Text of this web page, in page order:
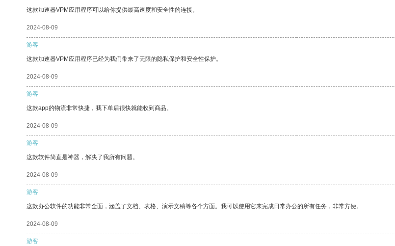
这款加速器VPM应用程序可以给你提供最高速度和安全性的连接。
2024-08-09
游客
这款加速器VPM应用程序已经为我们带来了无限的隐私保护和安全性保护。
2024-08-09
游客
这款app的物流非常快捷，我下单后很快就能收到商品。
2024-08-09
游客
这款软件简直是神器，解决了我所有问题。
2024-08-09
游客
这款办公软件的功能非常全面，涵盖了文档、表格、演示文稿等各个方面。我可以使用它来完成日常办公的所有任务，非常方便。
2024-08-09
游客